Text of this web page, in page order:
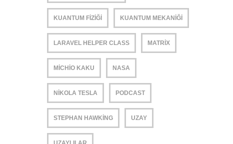
KUANTUM FIZIĞI KUANTUM MEKANIĞI
LARAVEL HELPER CLASS MATRIX
MICHIO KAKU NASA
NIKOLA TESLA PODCAST
STEPHAN HAWKING UZAY